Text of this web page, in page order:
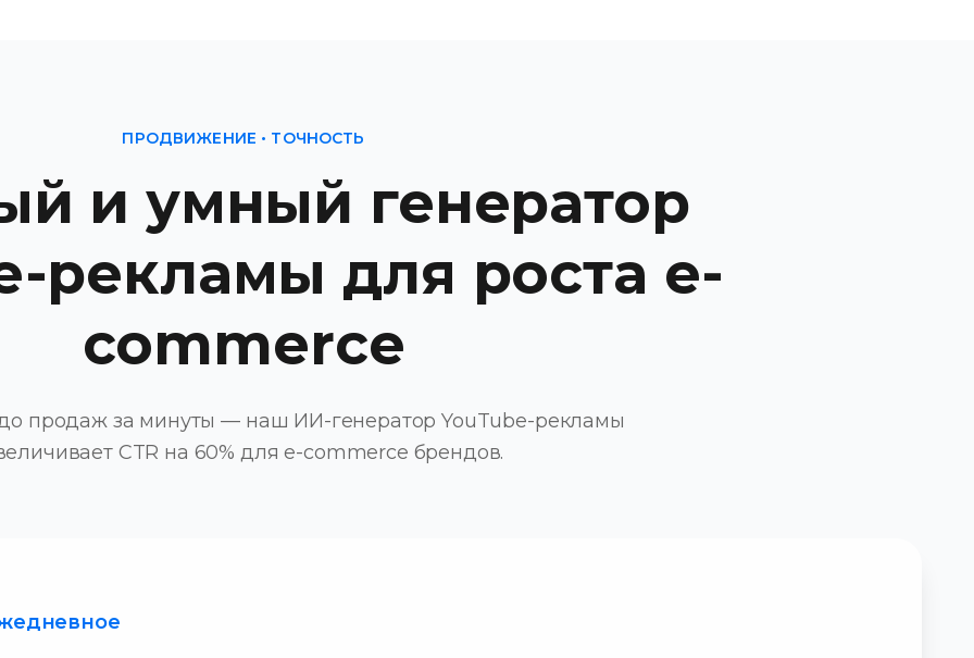
ПРОДВИЖЕНИЕ • ТОЧНОСТЬ
и умный генератор
рекламы для роста e-
commerce
продаж за минуты — наш ИИ-генератор YouTube-рекламы
CTR на 60% для e-commerce брендов.